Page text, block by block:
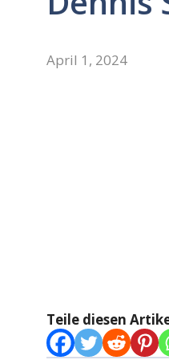
April 1, 2024
Teile diesen